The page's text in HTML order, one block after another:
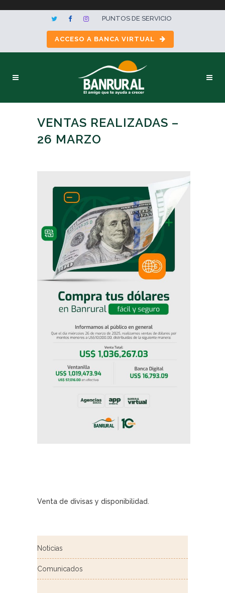
PUNTOS DE SERVICIO
ACCESO A BANCA VIRTUAL
VENTAS REALIZADAS –
26 MARZO
Venta de divisas y disponibilidad.
Noticias
Comunicados